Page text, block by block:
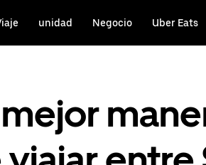
unidad Negocio Uber Eats